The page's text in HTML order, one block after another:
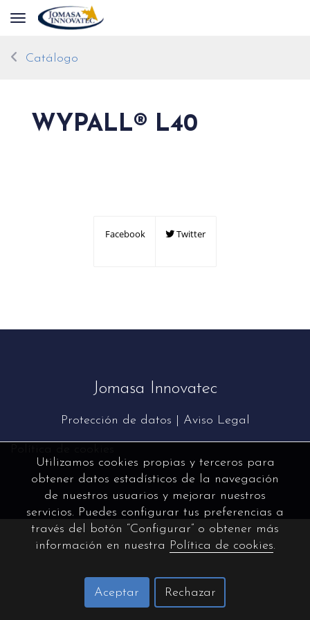
Toggle navigation
Catálogo
WYPALL® L40
Facebook Twitter
Jomasa Innovatec
Protección de datos Aviso Legal
Utilizamos cookies propias y terceros para
obtener datos estadísticos de la navegación
de nuestros usuarios y mejorar nuestros
servicios. Puedes configurar tus preferencias a
través del botón “Configurar” o obtener más
información en nuestra Política de cookies.
Aceptar Rechazar